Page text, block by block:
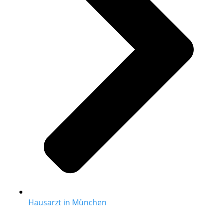
Hausarzt in München